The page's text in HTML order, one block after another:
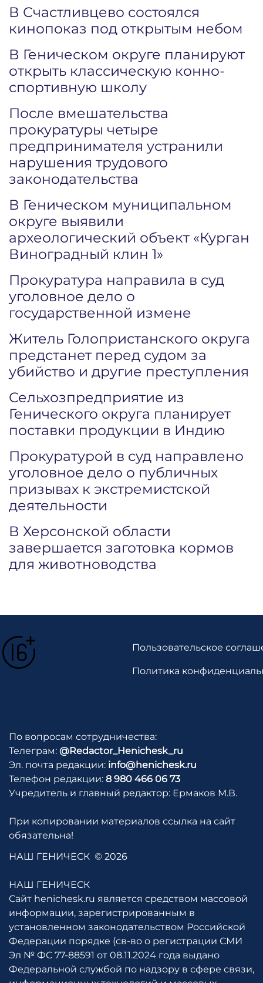
В Счастливцево состоялся
кинопоказ под открытым небом
В Геническом округе планируют
открыть классическую конно-
спортивную школу
После вмешательства
прокуратуры четыре
предпринимателя устранили
нарушения трудового
законодательства
В Геническом муниципальном
округе выявили
археологический объект «Курган
Виноградный клин 1»
Прокуратура направила в суд
уголовное дело о
государственной измене
Житель Голопристанского округа
предстанет перед судом за
убийство и другие преступления
Сельхозпредприятие из
Генического округа планирует
поставки продукции в Индию
Прокуратурой в суд направлено
уголовное дело о публичных
призывах к экстремистской
деятельности
В Херсонской области
завершается заготовка кормов
для животноводства
Пользовательское
Политика
По вопросам сотрудничества:
Телеграм: @Redactor_Henichesk_ru
Эл. почта редакции: info@henichesk.ru
Телефон редакции: 8 980 466 06 73
Учредитель и главный редактор: Ермаков М.В.
При копировании материалов ссылка на сайт
обязательна!
НАШ ГЕНИЧЕСК © 2026
НАШ ГЕНИЧЕСК
Сайт henichesk.ru является средством массовой
информации, зарегистрированным в
установленном законодательством Российской
Федерации порядке (св-во о регистрации СМИ
Эл № ФС 77-88591 от 08.11.2024 года выдано
Федеральной службой по надзору в сфере связи,